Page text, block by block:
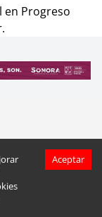
Aceptar
en Progreso